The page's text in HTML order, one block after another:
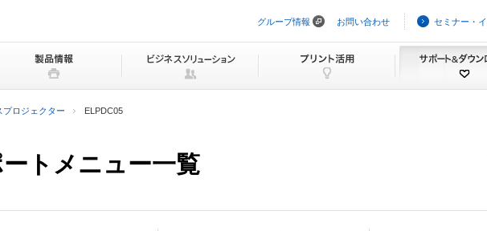
ビ
ョ
グループ情報 お問い合わせ セミナー・
プロジェクター ELPDC05
トメニュー一覧